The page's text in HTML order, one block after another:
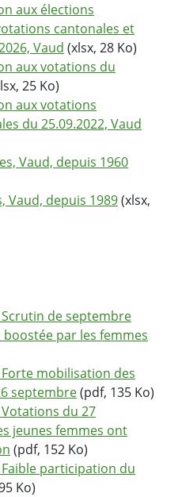
aux élections
cantonales et
Vaud (xlsx, 28 Ko)
aux votations du
25 Ko)
aux votations
du 25.09.2022, Vaud
Vaud, depuis 1960
Vaud, depuis 1989(xlsx,
de septembre
par les femmes
mobilisation des
septembre(pdf, 135 Ko)
du 27
jeunes femmes ont
(pdf, 152 Ko)
participation du
Ko)